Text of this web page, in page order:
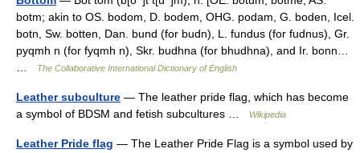
botm; akin to OS. bodom, D. bodem, OHG. podam, G. boden, Icel.
botn, Sw. botten, Dan. bund (for budn), L. fundus (for fudnus), Gr.
pyqmh n (for fyqmh n), Skr. budhna (for bhudhna), and Ir. bonn…
The Collaborative International Dictionary of English
Leather subculture — The leather pride flag, which has become
a symbol of BDSM and fetish subcultures …
Wikipedia
Leather Pride flag — The Leather Pride Flag is a symbol used by